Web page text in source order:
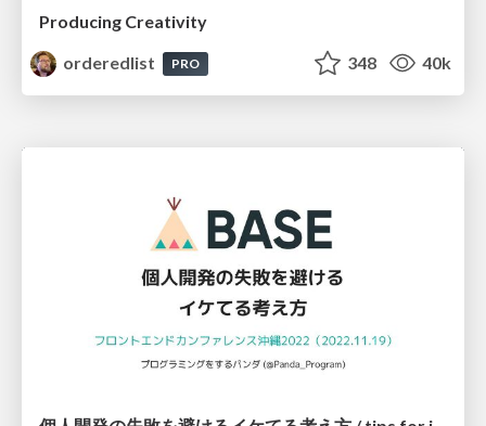
Producing Creativity
orderedlist
PRO 348 40k